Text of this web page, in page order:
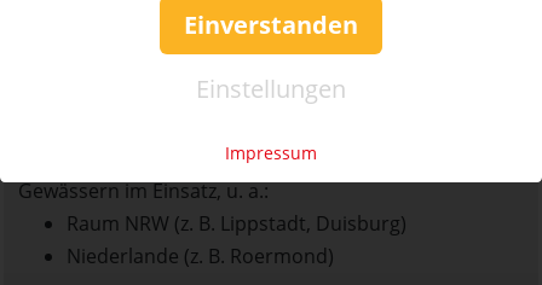
Einverstanden
Einstellungen
Impressum
Individuelle Betreuung (1:1 Coaching möglich)
Auch als Gruppen- oder Teamevent buchbar
Optional: Foto- & Videoaufnahmen (z. B. Drohne)
Die mobile E-Foil-Schule ist flexibel an verschiedenen
Gewässern im Einsatz, u. a.:
Raum NRW (z. B. Lippstadt, Duisburg)
Niederlande (z. B. Roermond)